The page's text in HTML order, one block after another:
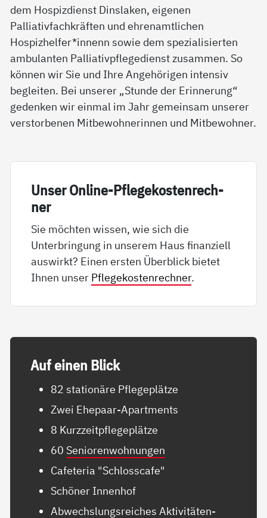
dem Hospizdienst Dinslaken, eigenen
Palliativfachkräften und ehrenamtlichen
Hospizhelfer*innenn sowie dem spezialisierten
ambulanten Palliativpflegedienst zusammen. So
können wir Sie und Ihre Angehörigen intensiv
begleiten. Bei unserer „Stunde der Erinnerung“
gedenken wir einmal im Jahr gemeinsam unserer
verstorbenen Mitbewohnerinnen und Mitbewohner.
Un­ser On­li­ne-Pf­le­ge­kos­ten­rech­
ner
Sie möchten wissen, wie sich die
Unterbringung in unserem Haus finanziell
auswirkt? Einen ersten Überblick bietet
Ihnen unser Pflegekostenrechner.
Auf ei­nen Blick
82 stationäre Pflegeplätze
Zwei Ehepaar-Apartments
8 Kurzzeitpflegeplätze
60 Seniorenwohnungen
Cafeteria "Schlosscafe"
Schöner Innenhof
Abwechslungsreiches Aktivitäten-